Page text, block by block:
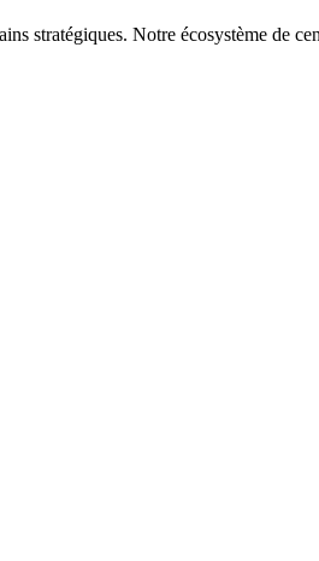
stratégiques. Notre écosystème de